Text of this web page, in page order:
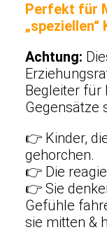
Perfekt für
Achtung:
Begleiter für
Gegensätze
👉 Kinder,
gehorchen.
👉 Die
👉 Sie
Gefühle
sie mitten &